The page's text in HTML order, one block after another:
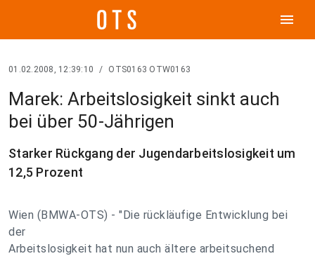
menu
01.02.2008, 12:39:10 / OTS0163 OTW0163
Marek: Arbeitslosigkeit sinkt auch
bei über 50-Jährigen
Starker Rückgang der Jugendarbeitslosigkeit um
12,5 Prozent
Wien (BMWA-OTS) - "Die rückläufige Entwicklung bei
der
Arbeitslosigkeit hat nun auch ältere arbeitsuchend